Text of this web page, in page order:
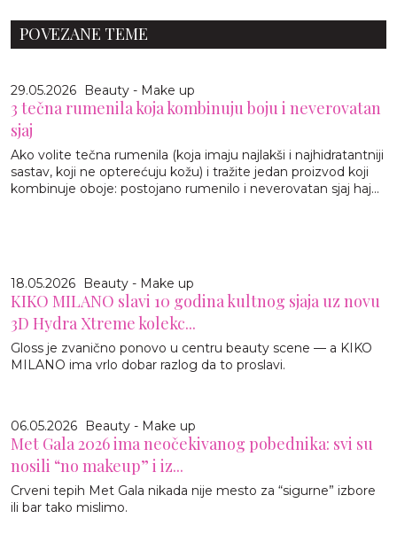
POVEZANE TEME
29.05.2026 Beauty - Make up
3 tečna rumenila koja kombinuju boju i neverovatan
sjaj
Ako volite tečna rumenila (koja imaju najlakši i najhidratantniji
sastav, koji ne opterećuju kožu) i tražite jedan proizvod koji
kombinuje oboje: postojano rumenilo i neverovatan sjaj haj...
18.05.2026 Beauty - Make up
KIKO MILANO slavi 10 godina kultnog sjaja uz novu
3D Hydra Xtreme kolekc...
Gloss je zvanično ponovo u centru beauty scene — a KIKO
MILANO ima vrlo dobar razlog da to proslavi.
06.05.2026 Beauty - Make up
Met Gala 2026 ima neočekivanog pobednika: svi su
nosili “no makeup” i iz...
Crveni tepih Met Gala nikada nije mesto za “sigurne” izbore
ili bar tako mislimo.